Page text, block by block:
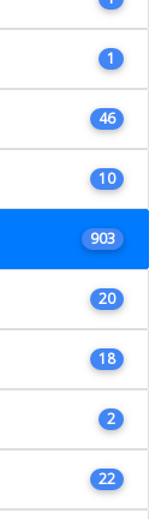
1
46
10
903
20
18
2
22